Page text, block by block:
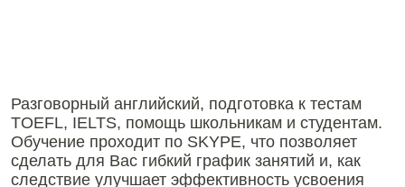
Разговорный английский, подготовка к тестам
TOEFL, IELTS, помощь школьникам и студентам.
Обучение проходит по SKYPE, что позволяет
сделать для Вас гибкий график занятий и, как
следствие улучшает эффективность усвоения